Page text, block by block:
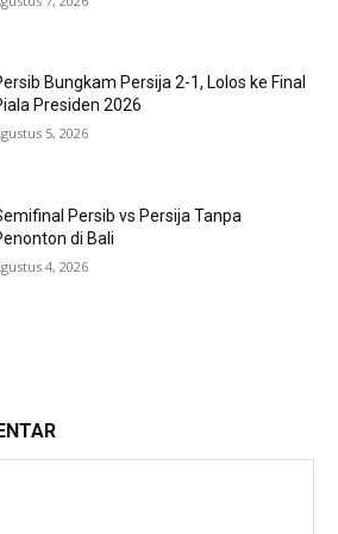
Bungkam Persija 2-1, Lolos ke Final
Presiden 2026
5, 2026
Persib vs Persija Tanpa
di Bali
4, 2026